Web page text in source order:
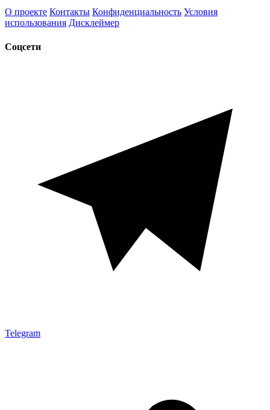
О проекте Контакты Конфиденциальность Условия
использования Дисклеймер
Соцсети
Telegram